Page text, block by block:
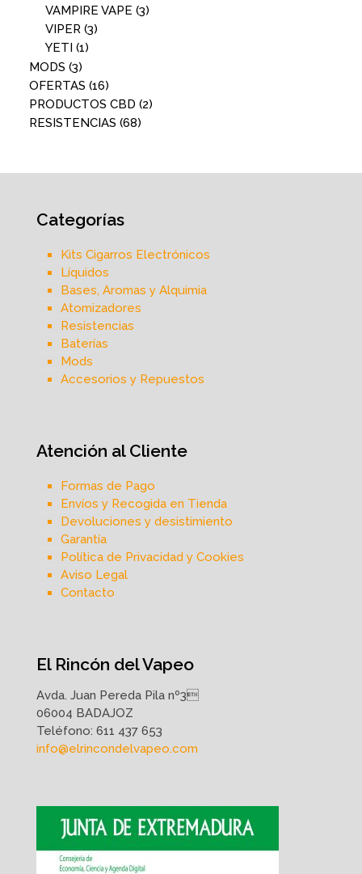
VAMPIRE VAPE (3)
VIPER (3)
YETI (1)
MODS (3)
OFERTAS (16)
PRODUCTOS CBD (2)
RESISTENCIAS (68)
Categorías
Kits Cigarros Electrónicos
Líquidos
Bases, Aromas y Alquimia
Atomizadores
Resistencias
Baterías
Mods
Accesorios y Repuestos
Atención al Cliente
Formas de Pago
Envíos y Recogida en Tienda
Devoluciones y desistimiento
Garantía
Política de Privacidad y Cookies
Aviso Legal
Contacto
El Rincón del Vapeo
Avda. Juan Pereda Pila nº3
06004 BADAJOZ
Teléfono: 611 437 653
info@elrincondelvapeo.com